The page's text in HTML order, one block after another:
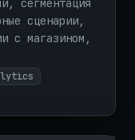
сегментация
сценарии,
с магазином,